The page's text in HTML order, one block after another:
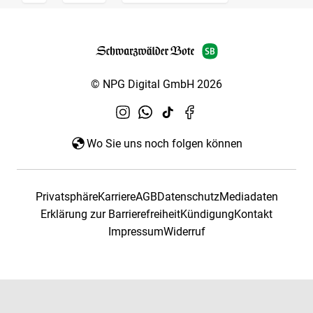
© NPG Digital GmbH 2026
Wo Sie uns noch folgen können
PrivatsphäreKarriereAGBDatenschutzMediadaten
Erklärung zur BarrierefreiheitKündigungKontakt
ImpressumWiderruf